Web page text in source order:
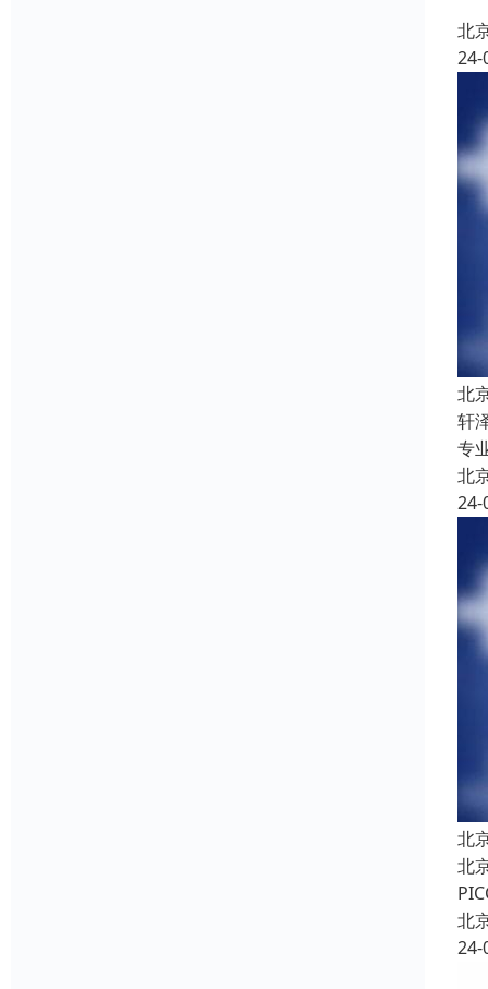
北
24-
北
轩
专
北
24-
北
北
北
24-